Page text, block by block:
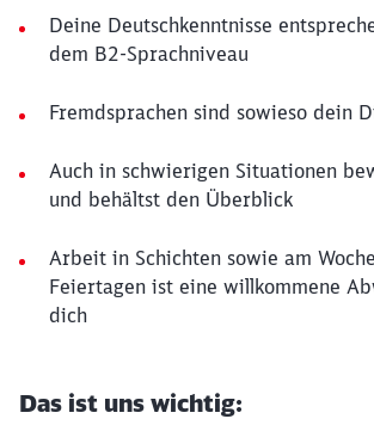
Deine Deutschkenntnisse
dem B2-Sprachniveau
Fremdsprachen sind sowieso dein
Auch in schwierigen Situationen
und behältst den Überblick
Arbeit in Schichten sowie am
Feiertagen ist eine willkommene
dich
Das ist uns wichtig: